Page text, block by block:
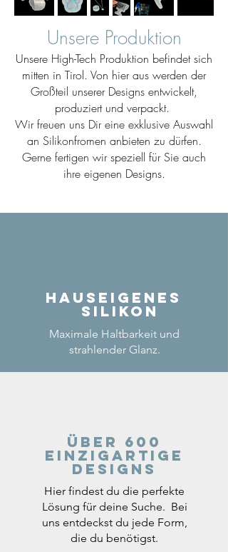
Unsere Produktion
Unsere High-Tech Produktion befindet sich
mitten in Tirol. Von hier aus werden der
Großteil unserer Designs entwickelt,
produziert und verpackt.
Wir freuen uns Dir eine exklusive Auswahl
an Silikonfromen anbieten zu dürfen.
Gerne fertigen wir speziell für Sie auch
ihre eigenen Designs.
Hauseigenes
Silikon
Maximale Haltbarkeit und
strahlender Glanz.
Über 600
einzigartige
Designs
Hier findest du die perfekte
Lösung für deine Suche. Bei
uns entdeckst du jede Form,
die du benötigst.